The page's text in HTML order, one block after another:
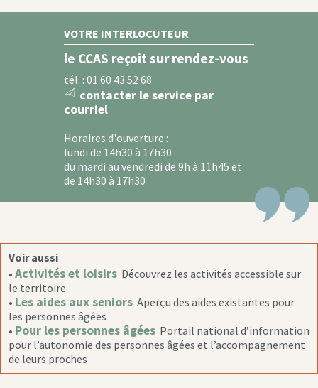
VOTRE INTERLOCUTEUR
le CCAS reçoit sur rendez-vous
tél. : 01 60 43 52 68
message
icon
contacter le service par
courriel
Horaires d'ouverture :
lundi de 14h30 à 17h30
du mardi au vendredi de 9h à 11h45 et
de 14h30 à 17h30
Voir aussi
• Activités et loisirs Découvrez les activités accessible sur
le territoire
• Les aides aux seniors Aperçu des aides existantes pour
les personnes âgées
• Pour les personnes âgées Portail national d’information
pour l’autonomie des personnes âgées et l’accompagnement
de leurs proches